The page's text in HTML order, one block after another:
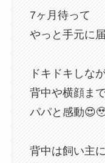
7ヶ月待って
やっと手元に
ドキドキしな
背中や横顔ま
パパと感動
背中は飼い主